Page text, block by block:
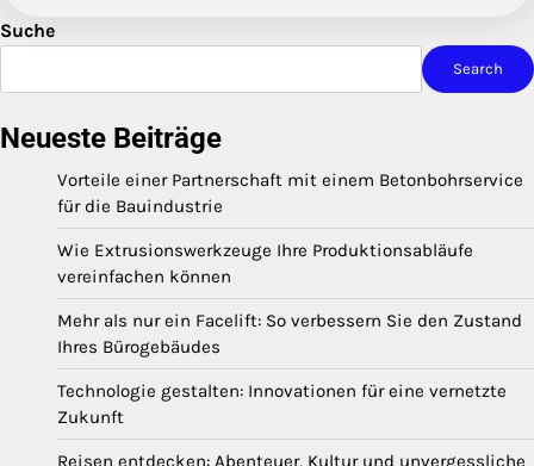
Suche
Search
Neueste Beiträge
Vorteile einer Partnerschaft mit einem Betonbohrservice
für die Bauindustrie
Wie Extrusionswerkzeuge Ihre Produktionsabläufe
vereinfachen können
Mehr als nur ein Facelift: So verbessern Sie den Zustand
Ihres Bürogebäudes
Technologie gestalten: Innovationen für eine vernetzte
Zukunft
Reisen entdecken: Abenteuer, Kultur und unvergessliche